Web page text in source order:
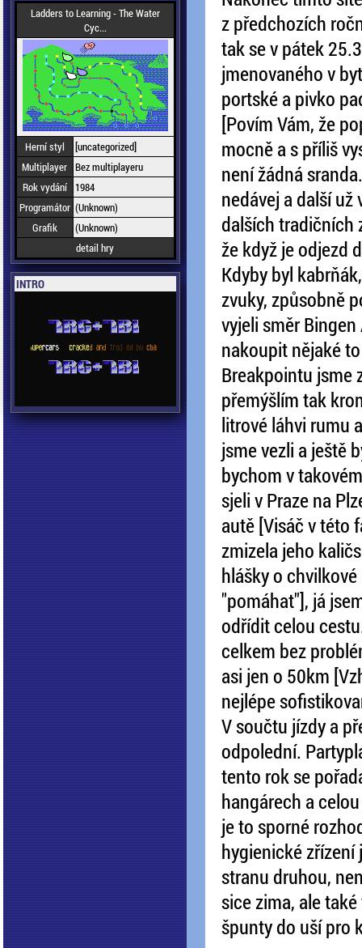
Ladders to Learning - The Water
Cyc...
Herní styl
[uncategorized]
Multiplayer Bez multiplayeru
Rok vydání
1984
Programátor (Unknown)
Grafik
(Unknown)
detail hry
INTRO
z předchozích
tak se v pátek
jmenovaného v
portské a pivko
[Povím Vám, že
mocně a s příliš
není žádná
nedávej a další
dalších tradičních
že když je odjezd
Kdyby byl
zvuky, způsobně
vyjeli směr
nakoupit nějaké
Breakpointu jsme
přemýšlím tak
litrové láhvi rumu
jsme vezli a ještě
bychom v
sjeli v Praze na
autě [Visáč v této
zmizela jeho
hlášky o
"pomáhat"], já
odřídit celou
celkem bez
asi jen o 50km
nejlépe
V součtu jízdy a
odpolední.
tento rok se
hangárech a
je to sporné
hygienické
stranu druhou,
sice zima, ale
špunty do uší pro